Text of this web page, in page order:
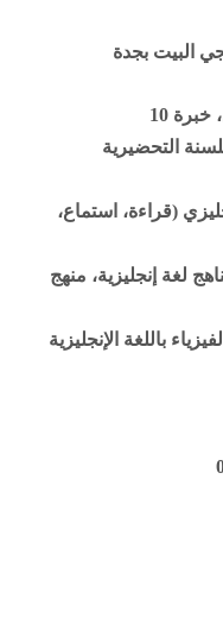
البيت بجدة
10
التحضيرية
(قراءة، استماع،
لغة إنجليزية، منهج
باللغة الإنجليزية